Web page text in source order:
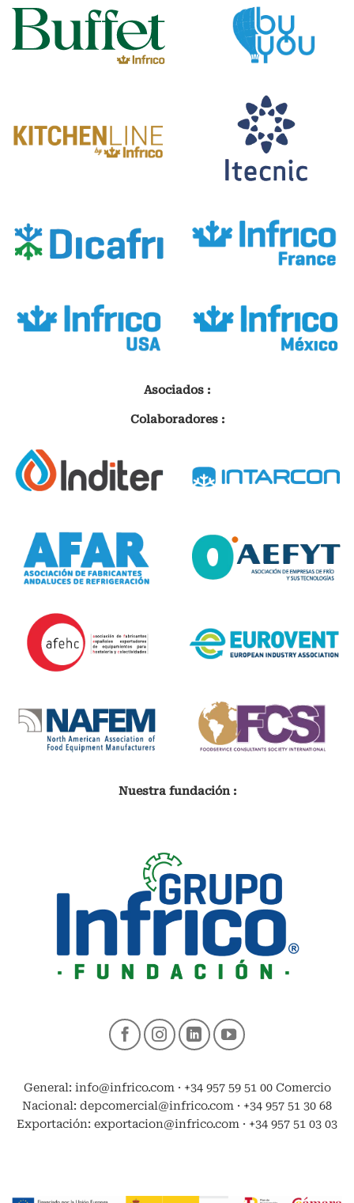
Asociados :
Colaboradores :
Nuestra fundación :
General: info@infrico.com · +34 957 59 51 00 Comercio
Nacional: depcomercial@infrico.com · +34 957 51 30 68
Exportación: exportacion@infrico.com · +34 957 51 03 03